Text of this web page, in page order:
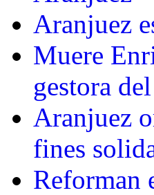
Aranjuez
Muere
gestora
Aranjuez
fines
Reforman